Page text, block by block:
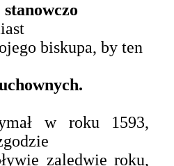
biskupa, by ten
w roku 1593,
zaledwie roku,